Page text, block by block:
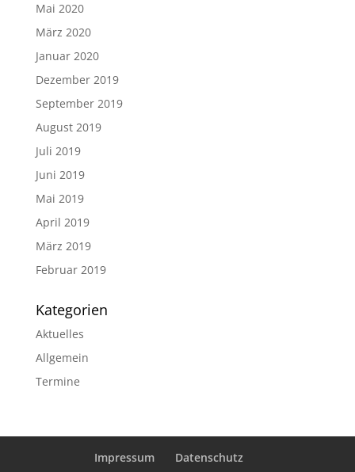
Mai 2020
März 2020
Januar 2020
Dezember 2019
September 2019
August 2019
Juli 2019
Juni 2019
Mai 2019
April 2019
März 2019
Februar 2019
Kategorien
Aktuelles
Allgemein
Termine
Impressum Datenschutz